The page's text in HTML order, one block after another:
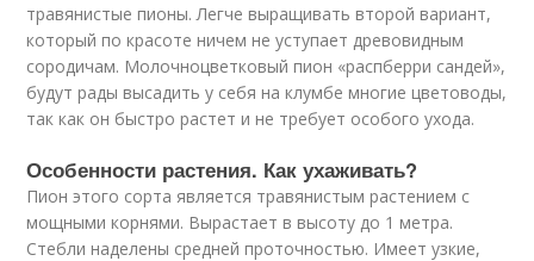
травянистые пионы. Легче выращивать второй вариант,
который по красоте ничем не уступает древовидным
сородичам. Молочноцветковый пион «распберри сандей»,
будут рады высадить у себя на клумбе многие цветоводы,
так как он быстро растет и не требует особого ухода.
Особенности растения. Как ухаживать?
Пион этого сорта является травянистым растением с
мощными корнями. Вырастает в высоту до 1 метра.
Стебли наделены средней проточностью. Имеет узкие,